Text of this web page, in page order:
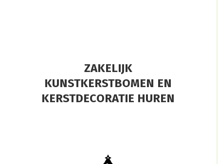
ZAKELIJK
KUNSTKERSTBOMEN EN
KERSTDECORATIE HUREN